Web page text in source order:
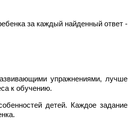
за каждый найденный ответ -
упражнениями, лучше
к обучению.
детей. Каждое задание